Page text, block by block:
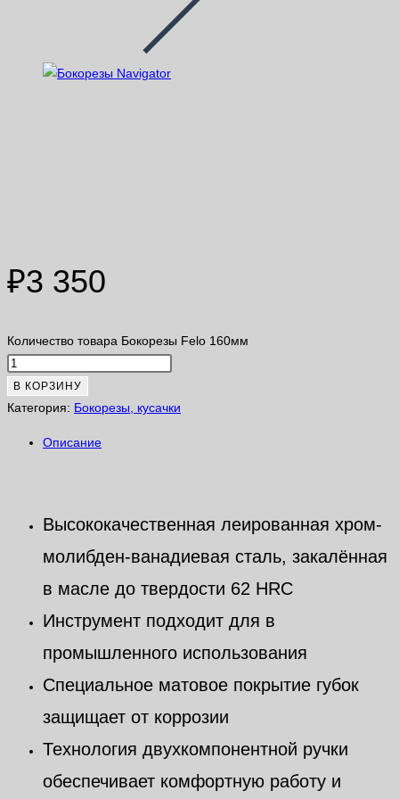
₽3 350
Количество товара Бокорезы Felo 160мм
В КОРЗИНУ
Категория: Бокорезы, кусачки
Описание
Высококачественная леированная хром-
молибден-ванадиевая сталь, закалённая
в масле до твердости 62 HRC
Инструмент подходит для в
промышленного использования
Специальное матовое покрытие губок
защищает от коррозии
Технология двухкомпонентной ручки
обеспечивает комфортную работу и